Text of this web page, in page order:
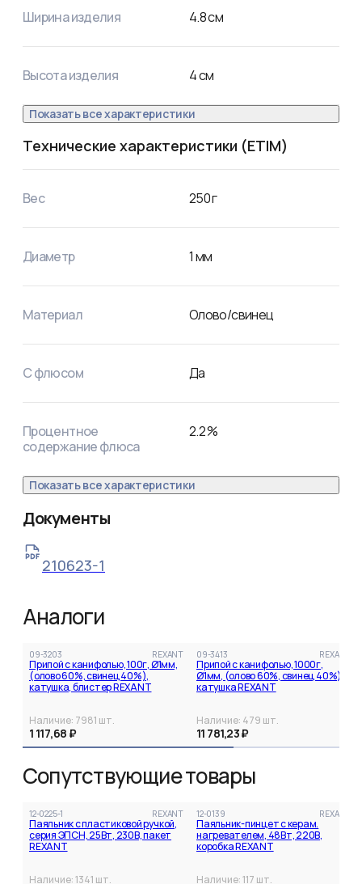
Ширина изделия 4.8см
Высота изделия 4см
Показать все характеристики
Технические характеристики (ETIM)
Вес 250г
Диаметр 1мм
Материал Олово/свинец
С флюсом Да
Процентное
содержание флюса
2.2%
Показать все характеристики
Документы
210623-1
Аналоги
09-3203 REXANT
Припой с канифолью, 100г, Ø1мм,
(олово 60%, свинец 40%),
катушка, блистер REXANT
Наличие: 7981 шт.
1 117,68 ₽
09-3413 REXANT
Припой с канифолью, 1000г,
Ø1мм, (олово 60%, свинец 40%),
катушка REXANT
Наличие: 479 шт.
11 781,23 ₽
Сопутствующие товары
12-0225-1 REXANT
Паяльник с пластиковой ручкой,
серия ЭПСН, 25Вт, 230В, пакет
REXANT
Наличие:1341 шт.
12-0139 REXANT
Паяльник-пинцет с керам.
нагревателем, 48Вт, 220В,
коробка REXANT
Наличие:117 шт.